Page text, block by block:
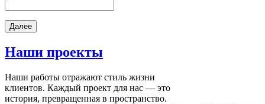
Наши проекты
Наши работы отражают стиль жизни
клиентов. Каждый проект для нас — это
история, превращенная в пространство.